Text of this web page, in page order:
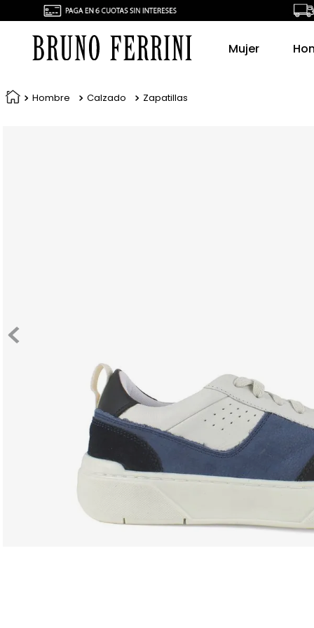
Mujer
Hombre Calzado Zapatillas